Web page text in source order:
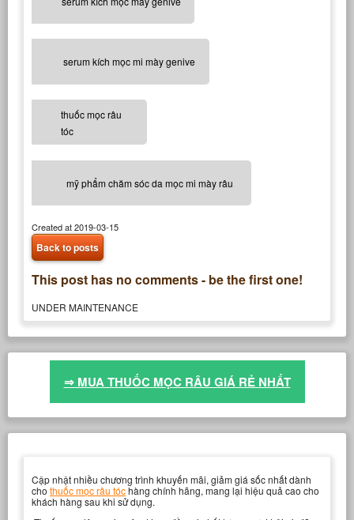
serum kích mọc mi mày genive
thuốc mọc râu
tóc
mỹ phẩm chăm sóc da mọc mi mày râu
Created at 2019-03-15
Back to posts
This post has no comments - be the first one!
UNDER MAINTENANCE
⇒ MUA THUỐC MỌC RÂU GIÁ RẺ NHẤT
Cập nhật nhiều chương trình khuyến mãi, giảm giá sốc nhất dành
cho thuốc mọc râu tóchàng chính hãng, mang lại hiệu quả cao cho
khách hàng sau khi sử dụng.